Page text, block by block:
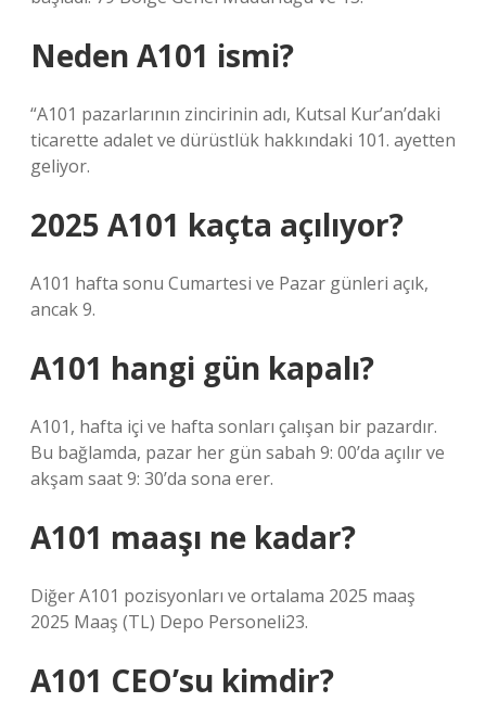
Neden A101 ismi?
“A101 pazarlarının zincirinin adı, Kutsal Kur’an’daki
ticarette adalet ve dürüstlük hakkındaki 101. ayetten
geliyor.
2025 A101 kaçta açılıyor?
A101 hafta sonu Cumartesi ve Pazar günleri açık,
ancak 9.
A101 hangi gün kapalı?
A101, hafta içi ve hafta sonları çalışan bir pazardır.
Bu bağlamda, pazar her gün sabah 9: 00’da açılır ve
akşam saat 9: 30’da sona erer.
A101 maaşı ne kadar?
Diğer A101 pozisyonları ve ortalama 2025 maaş
2025 Maaş (TL) Depo Personeli23.
A101 CEO’su kimdir?